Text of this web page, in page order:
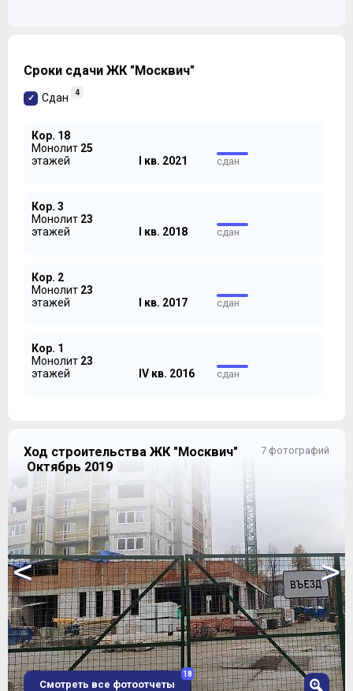
Сроки сдачи ЖК "Москвич"
Сдан 4
Кор. 18
Монолит 25
этажей
I кв. 2021 сдан
Кор. 3
Монолит 23
этажей
I кв. 2018 сдан
Кор. 2
Монолит 23
этажей
I кв. 2017 сдан
Кор. 1
Монолит 23
этажей
IV кв. 2016 сдан
7 фотографий
Ход строительства ЖК "Москвич"
Октябрь 2019
< >
Смотреть все фотоотчеты
18